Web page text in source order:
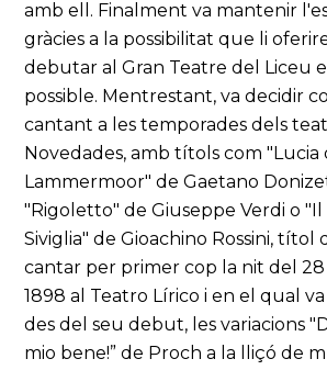
amb ell. Finalment va mantenir
gràcies a la possibilitat que li
debutar al Gran Teatre del Liceu
possible. Mentrestant, va decidir
cantant a les temporades dels
Novedades, amb títols com "Lucia
Lammermoor" de Gaetano
"Rigoletto" de Giuseppe Verdi o
Siviglia" de Gioachino Rossini, títol
cantar per primer cop la nit del
1898 al Teatro Lírico i en el qual va
des del seu debut, les variacions
mio bene!” de Proch a la lliçó de